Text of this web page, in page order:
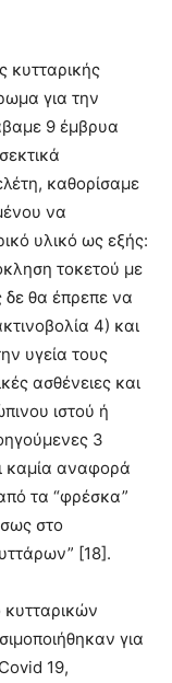
κυτταρικής
για την
9 έμβρυα
καθορίσαμε
να
υλικό ως εξής:
τοκετού με
δε θα έπρεπε να
4) και
υγεία τους
ασθένειες και
ιστού ή
3
καμία αναφορά
τα “φρέσκα”
στο
[18].
για
19,